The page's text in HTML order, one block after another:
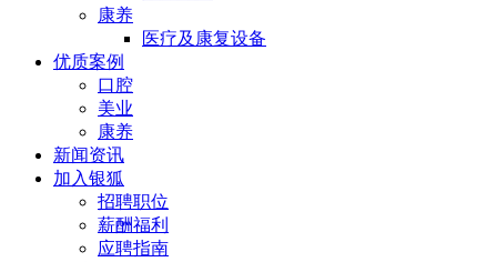
康养
医疗及康复设备
优质案例
口腔
美业
康养
新闻资讯
加入银狐
招聘职位
薪酬福利
应聘指南